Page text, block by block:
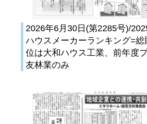
2026年6月30日(第2285号)/
ハウスメーカーランキング=
位は大和ハウス工業、前年度
友林業のみ